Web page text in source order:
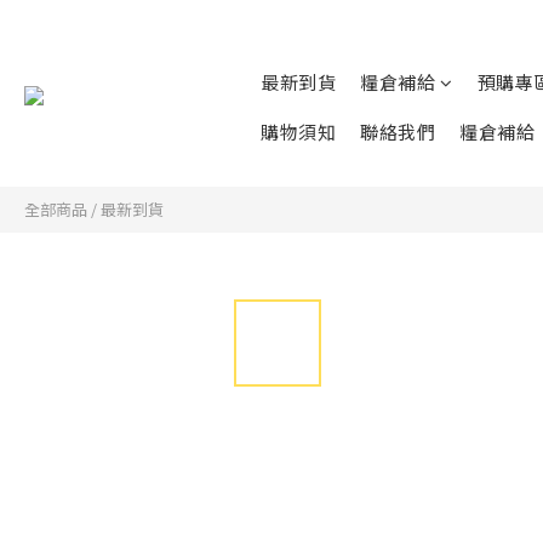
最新到貨 糧倉補給
預購專
購物須知
聯絡我們 糧倉補給
全部商品 /最新到貨